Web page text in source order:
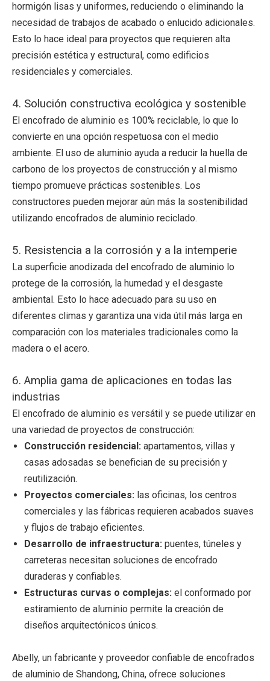
hormigón lisas y uniformes, reduciendo o eliminando la
necesidad de trabajos de acabado o enlucido adicionales.
Esto lo hace ideal para proyectos que requieren alta
precisión estética y estructural, como edificios
residenciales y comerciales.
4. Solución constructiva ecológica y sostenible
El encofrado de aluminio es 100% reciclable, lo que lo
convierte en una opción respetuosa con el medio
ambiente. El uso de aluminio ayuda a reducir la huella de
carbono de los proyectos de construcción y al mismo
tiempo promueve prácticas sostenibles. Los
constructores pueden mejorar aún más la sostenibilidad
utilizando encofrados de aluminio reciclado.
5. Resistencia a la corrosión y a la intemperie
La superficie anodizada del encofrado de aluminio lo
protege de la corrosión, la humedad y el desgaste
ambiental. Esto lo hace adecuado para su uso en
diferentes climas y garantiza una vida útil más larga en
comparación con los materiales tradicionales como la
madera o el acero.
6. Amplia gama de aplicaciones en todas las
industrias
El encofrado de aluminio es versátil y se puede utilizar en
una variedad de proyectos de construcción:
Construcción residencial: apartamentos, villas y
casas adosadas se benefician de su precisión y
reutilización.
Proyectos comerciales: las oficinas, los centros
comerciales y las fábricas requieren acabados suaves
y flujos de trabajo eficientes.
Desarrollo de infraestructura: puentes, túneles y
carreteras necesitan soluciones de encofrado
duraderas y confiables.
Estructuras curvas o complejas: el conformado por
estiramiento de aluminio permite la creación de
diseños arquitectónicos únicos.
Abelly, un fabricante y proveedor confiable de encofrados
de aluminio de Shandong, China, ofrece soluciones